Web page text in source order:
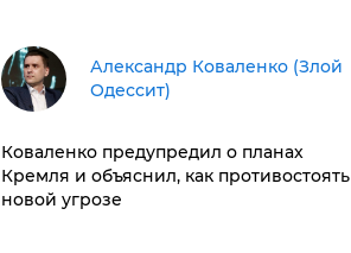
Александр Коваленко (Злой
Одессит)
Коваленко предупредил о планах
Кремля и объяснил, как противостоять
новой угрозе